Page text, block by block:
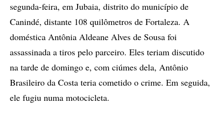
segunda-feira, em Jubaia, distrito do município de
Canindé, distante 108 quilômetros de Fortaleza. A
doméstica Antônia Aldeane Alves de Sousa foi
assassinada a tiros pelo parceiro. Eles teriam discutido
na tarde de domingo e, com ciúmes dela, Antônio
Brasileiro da Costa teria cometido o crime. Em seguida,
ele fugiu numa motocicleta.